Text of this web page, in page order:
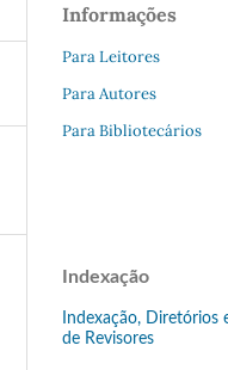
Informações
Para Leitores
Para Autores
Para Bibliotecários
Indexação
Indexação, Diretórios
de Revisores